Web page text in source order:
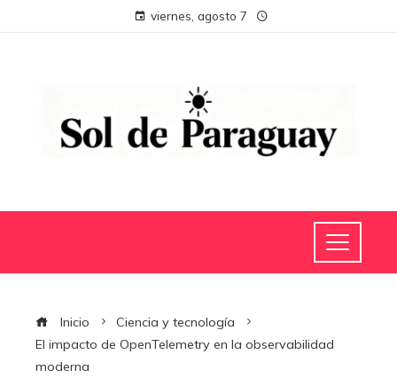
viernes, agosto 7
Inicio
Ciencia y tecnología
El impacto de OpenTelemetry en la observabilidad
moderna